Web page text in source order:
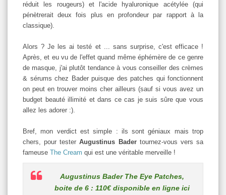
réduit les rougeurs) et l'acide hyaluronique acétylée (qui
pénètrerait deux fois plus en profondeur par rapport à la
classique).
Alors ? Je les ai testé et ... sans surprise, c'est efficace !
Après, et eu vu de l'effet quand même éphémère de ce genre
de masque, j'ai plutôt tendance à vous conseiller des crèmes
& sérums chez Bader puisque des patches qui fonctionnent
on peut en trouver moins cher ailleurs (sauf si vous avez un
budget beauté illimité et dans ce cas je suis sûre que vous
allez les adorer :).
Bref, mon verdict est simple : ils sont géniaux mais trop
chers, pour testerAugustinus Badertournez-vous vers sa
fameuse The Cream qui est une véritable merveille !
Augustinus Bader The Eye Patches,
boite de 6 : 110€ disponible en ligne ici